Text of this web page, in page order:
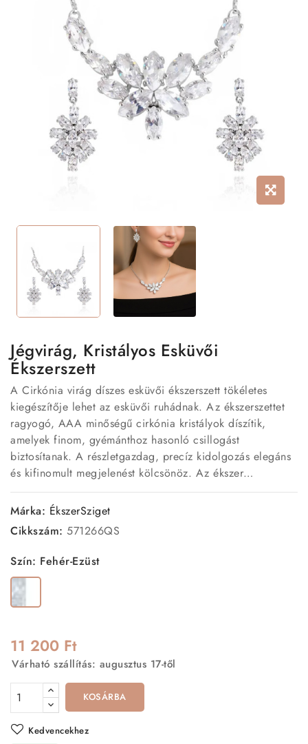
Jégvirág, Kristályos Esküvői
Ékszerszett
A Cirkónia virág díszes esküvői ékszerszett tökéletes
kiegészítője lehet az esküvői ruhádnak. Az ékszerszettet
ragyogó, AAA minőségű cirkónia kristályok díszítik,
amelyek finom, gyémánthoz hasonló csillogást
biztosítanak. A részletgazdag, precíz kidolgozás elegáns
és kifinomult megjelenést kölcsönöz. Az ékszer
nikkelmentes alapfémből készült, így hipoallergén,
érzékeny bőrön is biztonságosan viselhető
Márka: ÉkszerSziget
Cikkszám: 571266QS
Szín: Fehér-Ezüst
Fehér-
Ezüst
11 200 Ft
Várható szállítás: augusztus 17-től
KOSÁRBA
Kedvencekhez